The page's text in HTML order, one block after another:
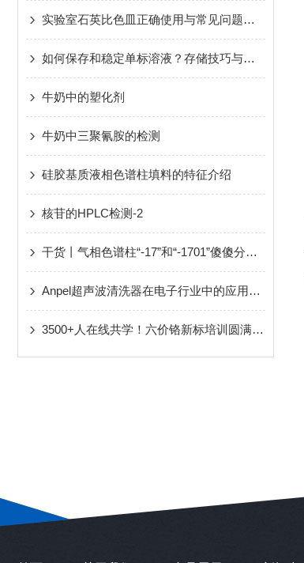
实验室石英比色皿正确使用与常见问题解决
如何保存和稳定单标溶液？存储技巧与注意事项
牛奶中的塑化剂
牛奶中三聚氰胺的检测
硅胶基质液相色谱柱填料的特征介绍
核苷的HPLC检测-2
干货丨气相色谱柱“-17”和“-1701”傻傻分不清楚
Anpel超声波清洗器在电子行业中的应用与精密器件清洗技术
3500+人在线共学！六价铬新标培训圆满收官，技术干货核心要点！